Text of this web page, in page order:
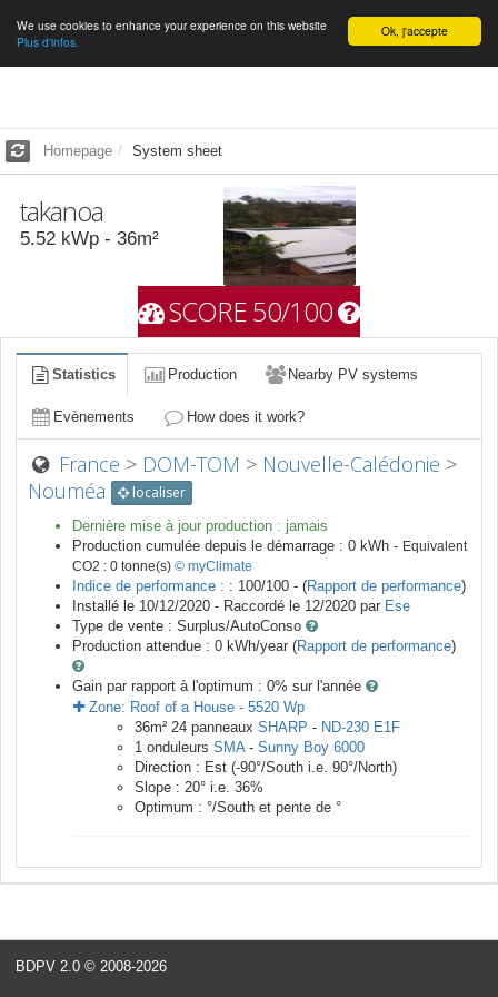
English Ok, j'accepte
We use cookies to enhance your experience on this website
Plus d'infos.
Homepage System sheet
takanoa
5.52 kWp - 36m²
SCORE 50/100
Statistics Production Nearby PV systems
Evènements How does it work?
France > DOM-TOM > Nouvelle-Calédonie >
Nouméa
localiser
Dernière mise à jour production : jamais
Production cumulée depuis le démarrage : 0 kWh - Equivalent
CO2 : 0 tonne(s) © myClimate
Indice de performance : : 100/100 - (Rapport de performance)
Installé le 10/12/2020 - Raccordé le 12/2020 par Ese
Type de vente : Surplus/AutoConso
Production attendue : 0 kWh/year (Rapport de performance)
Gain par rapport à l'optimum : 0% sur l'année
Zone: Roof of a House - 5520 Wp
36m² 24 panneaux SHARP - ND-230 E1F
1 onduleurs SMA- Sunny Boy 6000
Direction : Est (-90°/South i.e. 90°/North)
Slope : 20° i.e. 36%
Optimum : °/South et pente de °
BDPV 2.0 © 2008-2026